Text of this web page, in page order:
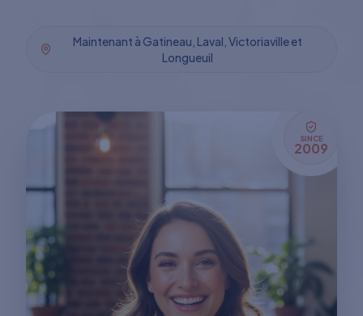
Maintenant à Gatineau, Laval, Victoriaville et
Longueuil
SINCE
2009